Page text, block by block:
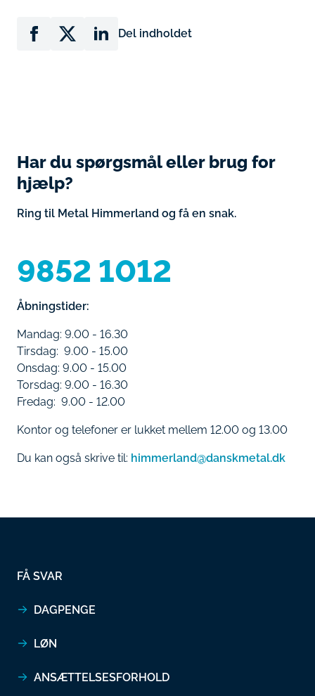
Del indholdet
Har du spørgsmål eller brug for
hjælp?
Ring til Metal Himmerland og få en snak.
9852 1012
Åbningstider:
Mandag: 9.00 - 16.30
Tirsdag: 9.00 - 15.00
Onsdag: 9.00 - 15.00
Torsdag: 9.00 - 16.30
Fredag: 9.00 - 12.00
Kontor og telefoner er lukket mellem 12.00 og 13.00
Du kan også skrive til: himmerland@danskmetal.dk
FÅ SVAR
DAGPENGE
LØN
ANSÆTTELSESFORHOLD